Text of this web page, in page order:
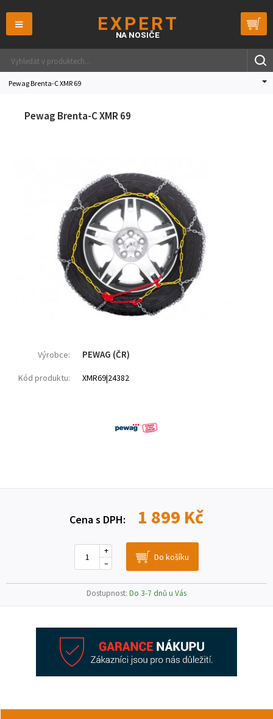
≡
Pewag Brenta-C XMR 69
Pewag Brenta-C XMR 69
Výrobce: PEWAG (ČR)
Kód produktu: XMR69|24382
Cena s DPH: 1 899 Kč
–
+
Dostupnost: Do 3-7 dnů u Vás